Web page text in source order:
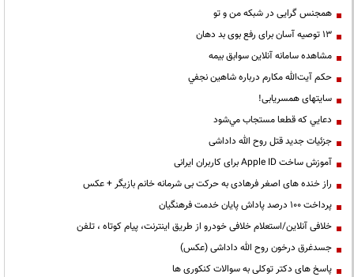
همجنس گرایی در شبکه من و تو
13 توصیه آسان برای رفع بوی بد دهان
مشاهده سامانه آنلاين سوابق بیمه
حكم آيت‌الله مكارم درباره شاهين نجفي
سایتهای همسریابی!
دعايي كه قطعا مستجاب مي‌شود
جزئیات جدید قتل روح الله داداشی
آموزش ساخت Apple ID برای کاربران ایرانی
راز خنده های اصغر فرهادی به حرکت بی شرمانه خانم بازیگر + عکس
پرداخت ۱۰۰ درصد پاداش پایان خدمت فرهنگیان
خلافی آنلاین/استعلام خلافی خودرو از طریق اینترنت، پیام کوتاه ، تلفن
جسدغرق درخون روح الله داداشی (عکس)
پاسخ های دکتر توکلی به سوالات کنکوری ها